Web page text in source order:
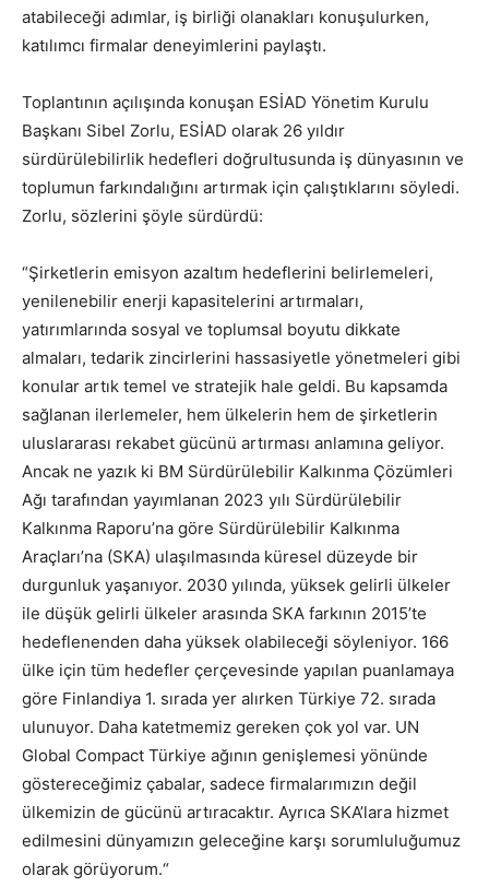
atabileceği adımlar, iş birliği olanakları konuşulurken,
katılımcı firmalar deneyimlerini paylaştı.
Toplantının açılışında konuşan ESİAD Yönetim Kurulu
Başkanı Sibel Zorlu, ESİAD olarak 26 yıldır
sürdürülebilirlik hedefleri doğrultusunda iş dünyasının ve
toplumun farkındalığını artırmak için çalıştıklarını söyledi.
Zorlu, sözlerini şöyle sürdürdü:
“Şirketlerin emisyon azaltım hedeflerini belirlemeleri,
yenilenebilir enerji kapasitelerini artırmaları,
yatırımlarında sosyal ve toplumsal boyutu dikkate
almaları, tedarik zincirlerini hassasiyetle yönetmeleri gibi
konular artık temel ve stratejik hale geldi. Bu kapsamda
sağlanan ilerlemeler, hem ülkelerin hem de şirketlerin
uluslararası rekabet gücünü artırması anlamına geliyor.
Ancak ne yazık ki BM Sürdürülebilir Kalkınma Çözümleri
Ağı tarafından yayımlanan 2023 yılı Sürdürülebilir
Kalkınma Raporu’na göre Sürdürülebilir Kalkınma
Araçları’na (SKA) ulaşılmasında küresel düzeyde bir
durgunluk yaşanıyor. 2030 yılında, yüksek gelirli ülkeler
ile düşük gelirli ülkeler arasında SKA farkının 2015’te
hedeflenenden daha yüksek olabileceği söyleniyor. 166
ülke için tüm hedefler çerçevesinde yapılan puanlamaya
göre Finlandiya 1. sırada yer alırken Türkiye 72. sırada
ulunuyor. Daha katetmemiz gereken çok yol var. UN
Global Compact Türkiye ağının genişlemesi yönünde
göstereceğimiz çabalar, sadece firmalarımızın değil
ülkemizin de gücünü artıracaktır. Ayrıca SKA’lara hizmet
edilmesini dünyamızın geleceğine karşı sorumluluğumuz
olarak görüyorum.“